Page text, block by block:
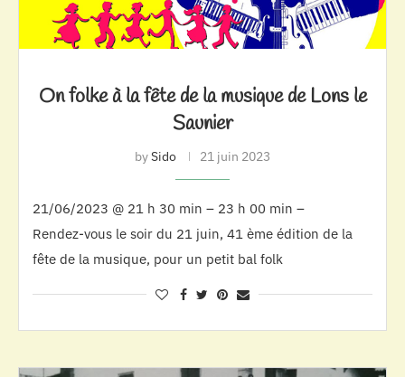
On folke à la fête de la musique de Lons le
Saunier
bySido 21 juin 2023
21/06/2023 @ 21 h 30 min – 23 h 00 min –
Rendez-vous le soir du 21 juin, 41 ème édition de la
fête de la musique, pour un petit bal folk